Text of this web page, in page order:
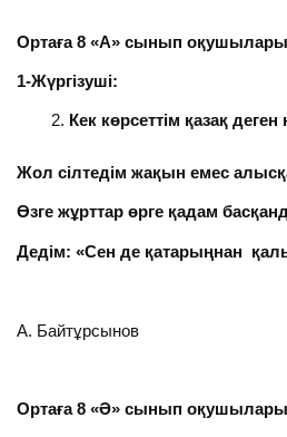
Ортаға 8 «А» сынып
1-Жүргізуші:
Кек көрсеттім қазақ
Жол сілтедім жақын емес
Өзге жұрттар өрге қадам
Дедім: «Сен де қатарыңнан
А. Байтұрсынов
Ортаға 8 «Ә» сынып